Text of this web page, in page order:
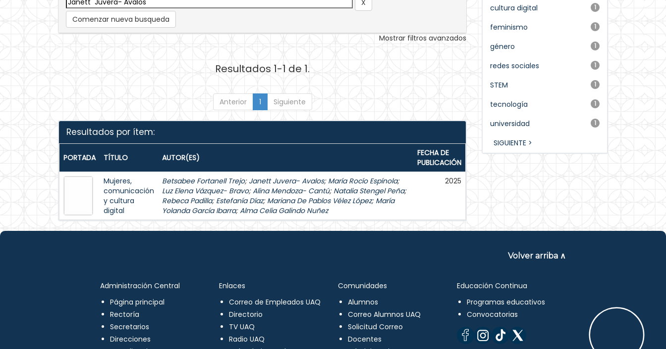
Comenzar nueva busqueda
Mostrar filtros avanzados
Resultados 1-1 de 1.
Anterior 1 Siguiente
Resultados por ítem:
PORTADA TÍTULO AUTOR(ES)
FECHA DE
PUBLICACIÓN
Mujeres,
comunicación
y cultura
digital
Betsabee Fortanell Trejo; Janett Juvera- Avalos; María Rocío Espínola;
Luz Elena Vázquez- Bravo;Alina Mendoza- Cantú; Natalia Stengel Peña;
Rebeca Padilla; Estefanía Díaz; Mariana De Pablos Vélez López; María
Yolanda García Ibarra;Alma Celia Galindo Nuñez
2025
1
cultura digital
1
feminismo
1
género
1
redes sociales
1
STEM
1
tecnología
1
universidad
SIGUIENTE >
Volver arriba ∧
Administración Central
Página principal
Rectoría
Secretarios
Direcciones
Enlaces
Correo de Empleados UAQ
Directorio
TV UAQ
Radio UAQ
Comunidades
Alumnos
Correo Alumnos UAQ
Solicitud Correo
Docentes
Educación Continua
Programas educativos
Convocatorias